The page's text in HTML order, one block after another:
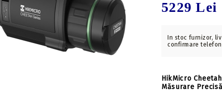
Insert-uri săgeți
Pene săgeți
Tolbe & huse sageti
Ceara & lubrifianti
Mecanisme incarcare
5229 Lei
In stoc furnizor,
confirmare
HikMicro
Măsurare